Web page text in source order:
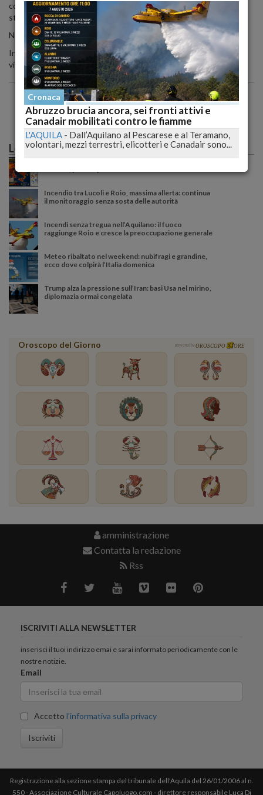
condizioni erano apparse gravi. Il giovane è andato in coma ed era
stato ricoverato nel reparto di rianimazione.
Nella notte l'annuncio della morte.
In carriera aveva disputato 22 incontri da professionista, con 17
vittorie, 4 sconfitte e un pari.
Le più lette
Incendio tra Lucoli e Roio, massima allerta: continua
il monitoraggio senza sosta delle autorità
Incendi senza tregua nell’Aquilano: il fuoco
raggiunge Roio e cresce la preoccupazione generale
Meteo ribaltato nel weekend: nubifragi e grandine,
ecco dove colpirà l’Italia domenica
Trump alza la pressione sull’Iran: basi Usa nel mirino,
diplomazia ormai congelata
Oroscopo del Giorno powered by OROSCOPO ORE
amministrazione
Contatta la redazione
Rss
ISCRIVITI ALLA NEWSLETTER
inserisci il tuoi indirizzo emai e sarai informato periodicamente con le
nostre notizie.
Email
Accetto l'informativa sulla privacy
Iscriviti
Registrazione alla sezione stampa del tribunale dell'Aquila del 26/01/2006 al n.
550 - Associazione Culturale Capoluogo.com - direttore responsabile Luca Di
Cronaca
Abruzzo brucia ancora, sei fronti attivi e
Canadair mobilitati contro le fiamme
L'AQUILA - Dall’Aquilano al Pescarese e al Teramano,
volontari, mezzi terrestri, elicotteri e Canadair sono...